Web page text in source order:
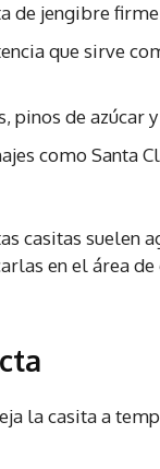
de jengibre
que sirve
pinos de azúcar
como Santa
casitas suelen
en el área
la casita a